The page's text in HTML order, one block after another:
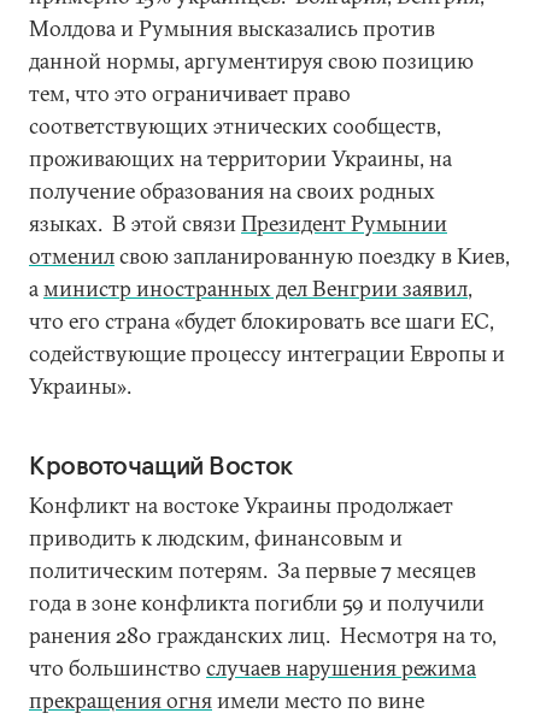
Молдова и Румыния высказались против
данной нормы, аргументируя свою позицию
тем, что это ограничивает право
соответствующих этнических сообществ,
проживающих на территории Украины, на
получение образования на своих родных
языках. В этой связиПрезидент Румынии
oтменилсвою запланированную поездку в Киев,
аминистр иностранных дел Венгрии заявил,
что его страна «будет блокировать все шаги ЕС,
содействующие процессу интеграции Европы и
Украины».
Кровоточащий Восток
Конфликт на востоке Украины продолжает
приводить к людским, финансовым и
политическим потерям. За первые 7 месяцев
года в зоне конфликта погибли 59 и получили
ранения 280 гражданских лиц. Несмотря на то,
что большинство случаев нарушения режима
прекращения огняимели место по вине